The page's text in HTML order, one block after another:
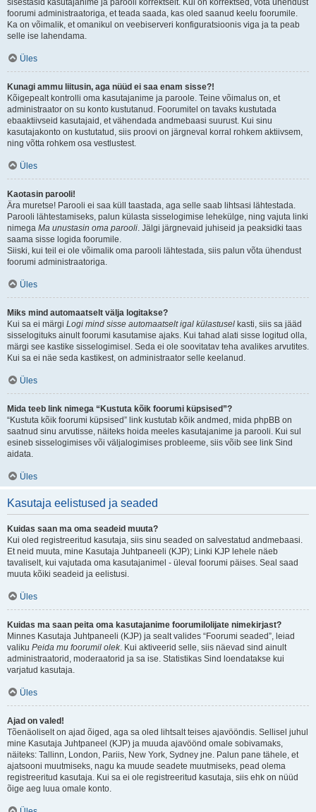
sisestasid kasutajanime ja parooli korrektselt. Kui on korrektsed, võta ühendust
foorumi administraatoriga, et teada saada, kas oled saanud keelu foorumile.
Ka on võimalik, et omanikul on veebiserveri konfiguratsioonis viga ja ta peab
selle ise lahendama.
Üles
Kunagi ammu liitusin, aga nüüd ei saa enam sisse?!
Kõigepealt kontrolli oma kasutajanime ja paroole. Teine võimalus on, et
administraator on su konto kustutanud. Foorumitel on tavaks kustutada
ebaaktiivseid kasutajaid, et vähendada andmebaasi suurust. Kui sinu
kasutajakonto on kustutatud, siis proovi on järgneval korral rohkem aktiivsem,
ning võtta rohkem osa vestlustest.
Üles
Kaotasin parooli!
Ära muretse! Parooli ei saa küll taastada, aga selle saab lihtsasi lähtestada.
Parooli lähtestamiseks, palun külasta sisselogimise lehekülge, ning vajuta linki
nimega Ma unustasin oma parooli. Jälgi järgnevaid juhiseid ja peaksidki taas
saama sisse logida foorumile.
Siiski, kui teil ei ole võimalik oma parooli lähtestada, siis palun võta ühendust
foorumi administraatoriga.
Üles
Miks mind automaatselt välja logitakse?
Kui sa ei märgi Logi mind sisse automaatselt igal külastusel kasti, siis sa jääd
sisselogituks ainult foorumi kasutamise ajaks. Kui tahad alati sisse logitud olla,
märgi see kastike sisselogimisel. Seda ei ole soovitatav teha avalikes arvutites.
Kui sa ei näe seda kastikest, on administraator selle keelanud.
Üles
Mida teeb link nimega “Kustuta kõik foorumi küpsised”?
“Kustuta kõik foorumi küpsised” link kustutab kõik andmed, mida phpBB on
saatnud sinu arvutisse, näiteks hoida meeles kasutajanime ja parooli. Kui sul
esineb sisselogimises või väljalogimises probleeme, siis võib see link Sind
aidata.
Üles
Kasutaja eelistused ja seaded
Kuidas saan ma oma seadeid muuta?
Kui oled registreeritud kasutaja, siis sinu seaded on salvestatud andmebaasi.
Et neid muuta, mine Kasutaja Juhtpaneeli (KJP); Linki KJP lehele näeb
tavaliselt, kui vajutada oma kasutajanimel - üleval foorumi päises. Seal saad
muuta kõiki seadeid ja eelistusi.
Üles
Kuidas ma saan peita oma kasutajanime foorumilolijate nimekirjast?
Minnes Kasutaja Juhtpaneeli (KJP) ja sealt valides “Foorumi seaded”, leiad
valiku Peida mu foorumil olek. Kui aktiveerid selle, siis näevad sind ainult
administraatorid, moderaatorid ja sa ise. Statistikas Sind loendatakse kui
varjatud kasutaja.
Üles
Ajad on valed!
Tõenäoliselt on ajad õiged, aga sa oled lihtsalt teises ajavööndis. Sellisel juhul
mine Kasutaja Juhtpaneel (KJP) ja muuda ajavöönd omale sobivamaks,
näiteks: Tallinn, London, Pariis, New York, Sydney jne. Palun pane tähele, et
ajatsooni muutmiseks, nagu ka muude seadete muutmiseks, pead olema
registreeritud kasutaja. Kui sa ei ole registreeritud kasutaja, siis ehk on nüüd
õige aeg luua omale konto.